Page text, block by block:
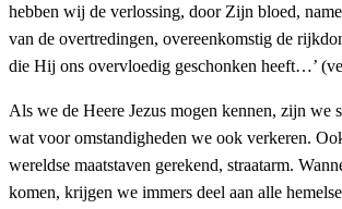
hebben wij de verlossing, door Zijn bloed,
van de overtredingen, overeenkomstig de
die Hij ons overvloedig geschonken heeft…’
Als we de Heere Jezus mogen kennen, zijn we
wat voor omstandigheden we ook verkeren.
wereldse maatstaven gerekend, straatarm.
komen, krijgen we immers deel aan alle